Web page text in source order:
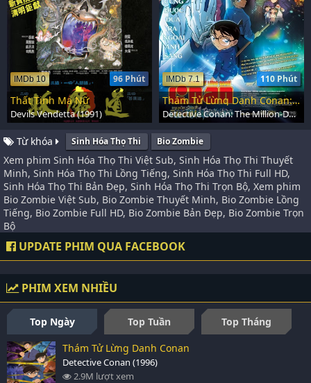
96 Phút
IMDb 10
Thất Tinh Ma Nữ
Devils Vendetta (1991)
110 Phút
IMDb 7.1
Thám Tử Lừng Danh Conan: Ngôi Sao 5 Cánh 1 Triệu Đô
Detective Conan: The Million-Dollar Pentagram (2024)
Từ khóa Sinh Hóa Thọ Thi Bio Zombie
Xem phim Sinh Hóa Thọ Thi Việt Sub, Sinh Hóa Thọ Thi Thuyết
Minh, Sinh Hóa Thọ Thi Lồng Tiếng, Sinh Hóa Thọ Thi Full HD,
Sinh Hóa Thọ Thi Bản Đẹp, Sinh Hóa Thọ Thi Trọn Bộ, Xem phim
Bio Zombie Việt Sub, Bio Zombie Thuyết Minh, Bio Zombie Lồng
Tiếng, Bio Zombie Full HD, Bio Zombie Bản Đẹp, Bio Zombie Trọn
Bộ
UPDATE PHIM QUA FACEBOOK
PHIM XEM NHIỀU
Top Ngày Top Tuần
Top Tháng
Thám Tử Lừng Danh Conan
Detective Conan (1996)
2.9M lượt xem